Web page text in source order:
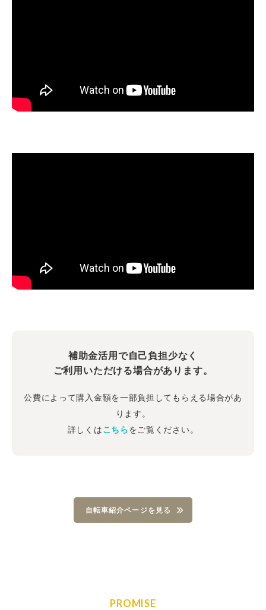
補助金活用で自己負担少なく
ご利用いただける場合があります。
公費によって購入金額を一部負担してもらえる場合があ
ります。
詳しくはこちらをご覧ください。
自転車紹介ページを見る
PROMISE